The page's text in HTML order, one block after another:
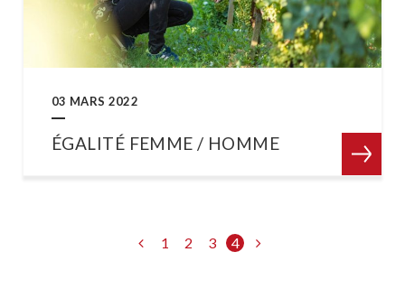
03 MARS 2022
ÉGALITÉ FEMME / HOMME
1 2 3 4